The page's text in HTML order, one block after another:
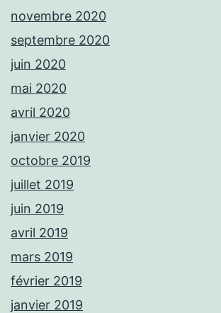
novembre 2020
septembre 2020
juin 2020
mai 2020
avril 2020
janvier 2020
octobre 2019
juillet 2019
juin 2019
avril 2019
mars 2019
février 2019
janvier 2019